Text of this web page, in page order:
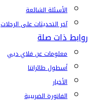
الأسئلة الشائعة
آخر التحديثات على الرحلات
روابط ذات صلة
معلومات عن فلاي دبي
أسطول طائراتنا
الأخبار
الفاتورة الضريبية